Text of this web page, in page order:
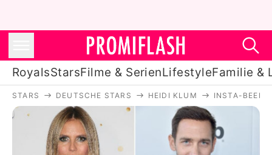
RoyalsStarsFilme & SerienLifestyleFamilie &
Royals
STARS DEUTSCHE STARS HEIDI KLUM INSTA-BEEF